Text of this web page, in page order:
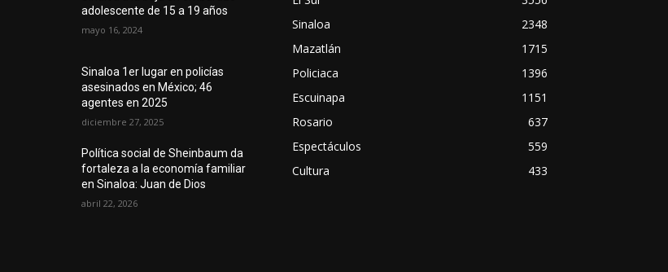
adolescente de 15 a 19 años
mayo 16, 2024
Sinaloa 1er lugar en policías
asesinados en México; 46
agentes en 2025
diciembre 27, 2025
Política social de Sheinbaum da
fortaleza a la economía familiar
en Sinaloa: Juan de Dios
abril 22, 2026
Sinaloa
2348
Mazatlán
1715
Policiaca
1396
Escuinapa
1151
Rosario
637
Espectáculos
559
Cultura
433